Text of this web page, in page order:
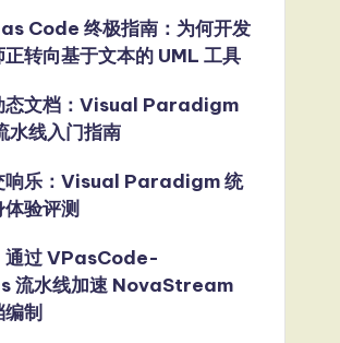
Code 终极指南：为何开发
转向基于文本的 UML 工具
态文档：Visual Paradigm
水线入门指南
响乐：Visual Paradigm 统
验评测
通过 VPasCode-
流水线加速 NovaStream
制